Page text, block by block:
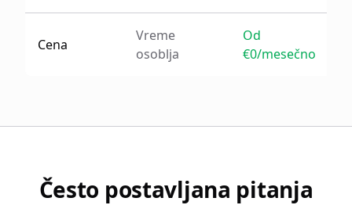
Cena
Vreme
osoblja
Od
€0/mesečno
Često postavljana pitanja